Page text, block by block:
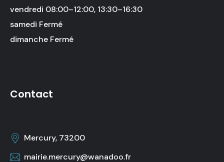
vendredi 08:00–12:00, 13:30–16:30
samedi Fermé
dimanche Fermé
Contact
Mercury, 73200
mairie.mercury@wanadoo.fr